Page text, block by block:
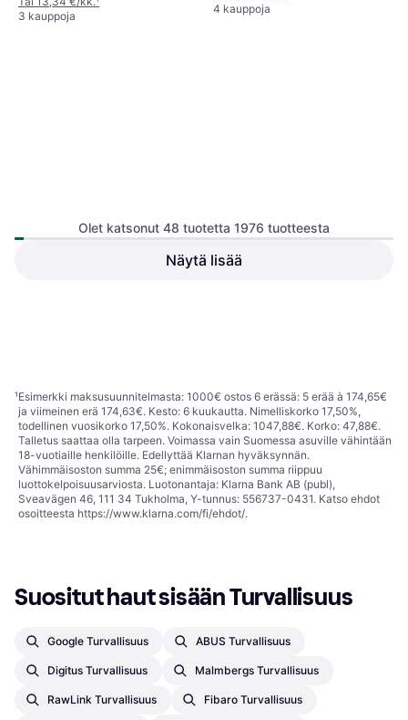
3 kauppoja
4 kauppoja
2-2000 lx IP54
Hälytysjärjestelmät
Olet katsonut 48 tuotetta 1976 tuotteesta
Näytä lisää
¹Esimerkki maksusuunnitelmasta: 1000€ ostos 6 erässä: 5 erää à 174,65€
ja viimeinen erä 174,63€. Kesto: 6 kuukautta. Nimelliskorko 17,50%,
todellinen vuosikorko 17,50%. Kokonaisvelka: 1047,88€. Korko: 47,88€.
Talletus saattaa olla tarpeen. Voimassa vain Suomessa asuville vähintään
18-vuotiaille henkilöille. Edellyttää Klarnan hyväksynnän.
Vähimmäisoston summa 25€; enimmäisoston summa riippuu
luottokelpoisuusarviosta. Luotonantaja: Klarna Bank AB (publ),
Sveavägen 46, 111 34 Tukholma, Y-tunnus: 556737-0431. Katso ehdot
osoitteesta https://www.klarna.com/fi/ehdot/.
Suositut haut sisään Turvallisuus
Google Turvallisuus ABUS Turvallisuus
Digitus Turvallisuus Malmbergs Turvallisuus
RawLink Turvallisuus Fibaro Turvallisuus